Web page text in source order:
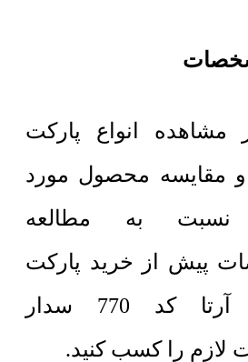
انواع پارکت
و مقایسه محصول مورد
نسبت به مطالعه
پیش از خرید پارکت
لمینت آرتا کد 770 سدار
لازم را کسب کنید.